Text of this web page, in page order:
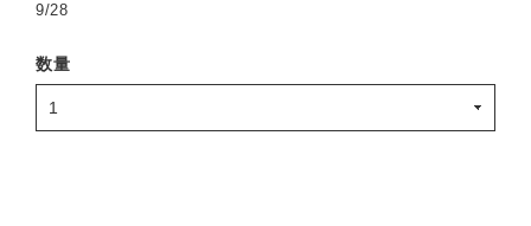
9/28
数量